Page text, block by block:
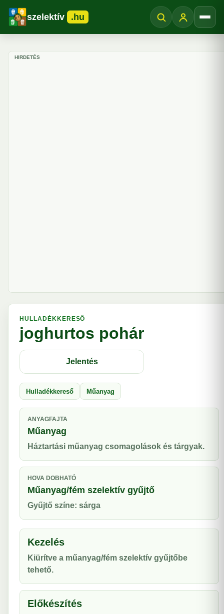
szelektív .hu
HIRDETÉS
HULLADÉKKERESŐ
joghurtos pohár
Jelentés
Hulladékkereső Műanyag
ANYAGFAJTA
Műanyag
Háztartási műanyag csomagolások és tárgyak.
HOVA DOBHATÓ
Műanyag/fém szelektív gyűjtő
Gyűjtő színe: sárga
Kezelés
Kiürítve a műanyag/fém szelektív gyűjtőbe
tehető.
Előkészítés